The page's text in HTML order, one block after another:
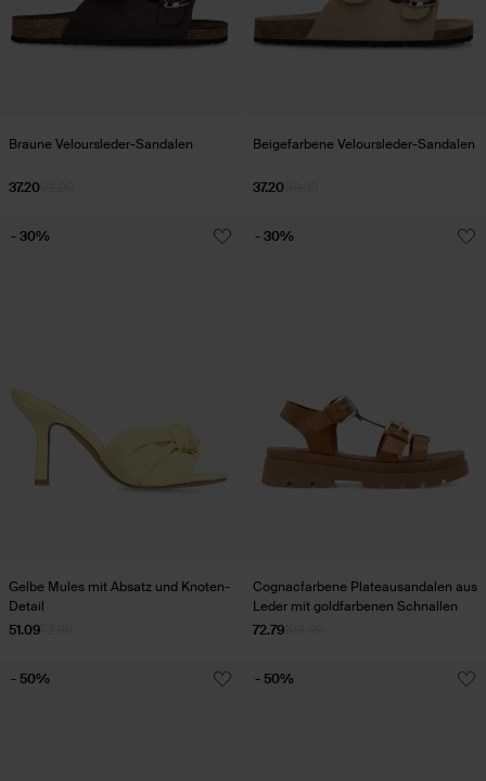
Braune Veloursleder-Sandalen
37.20
Beigefarbene Veloursleder-Sandalen
37.20
Gelbe Mules mit Absatz und Knoten-
Detail
51.09
- 30%
Cognacfarbene Plateausandalen aus
Leder mit goldfarbenen Schnallen
72.79
- 30%
- 50% - 50%